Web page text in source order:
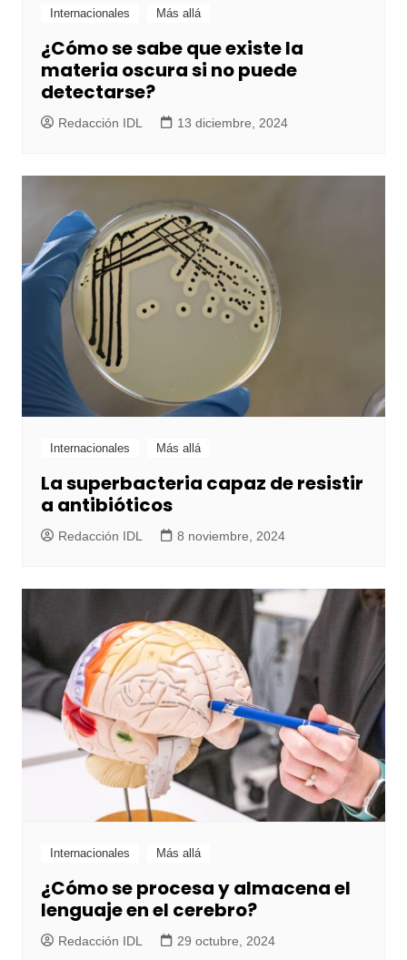
Internacionales Más allá
¿Cómo se sabe que existe la
materia oscura si no puede
detectarse?
Redacción IDL 13 diciembre, 2024
Internacionales Más allá
La superbacteria capaz de resistir
a antibióticos
Redacción IDL 8 noviembre, 2024
Internacionales Más allá
¿Cómo se procesa y almacena el
lenguaje en el cerebro?
Redacción IDL 29 octubre, 2024